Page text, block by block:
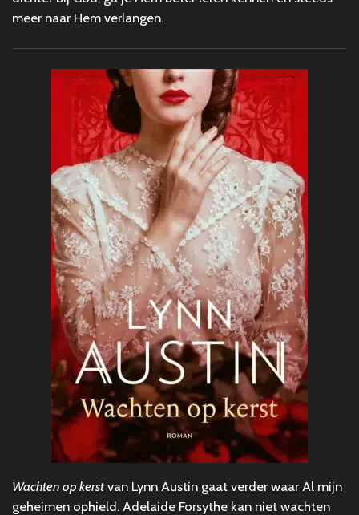
meer naar Hem verlangen.
Wachten op kerstvan Lynn Austin gaat verder waar Al mijn
geheimen ophield. Adelaide Forsythe kan niet wachten